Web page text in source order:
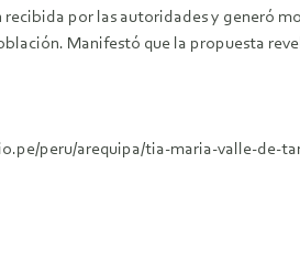
recibida por las autoridades y generó
Manifestó que la propuesta
peru/arequipa/tia-maria-valle-de-